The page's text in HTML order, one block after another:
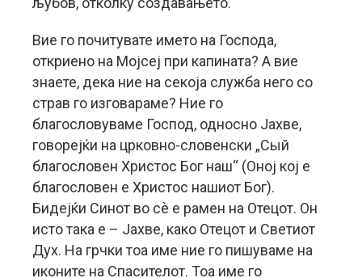
Вие го почитувате името на Господа,
откриено на Мојсеј при капината? А вие
знаете, дека ние на секоја служба него со
страв го изговараме? Ние го
благословуваме Господ, односно Јахве,
говорејќи на црковно-словенски „Сый
благословен Христос Бог наш“ (Оној кој е
благословен е Христос нашиот Бог).
Бидејќи Синот во сè е рамен на Отецот. Он
исто така е – Јахве, како Отецот и Светиот
Дух. На грчки тоа име ние го пишуваме на
иконите на Спасителот. Тоа име го